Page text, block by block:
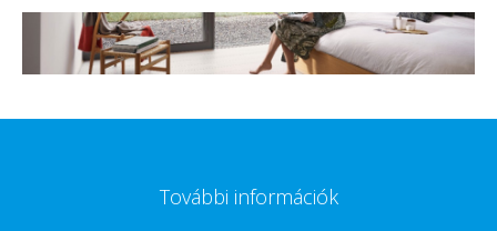
További információk